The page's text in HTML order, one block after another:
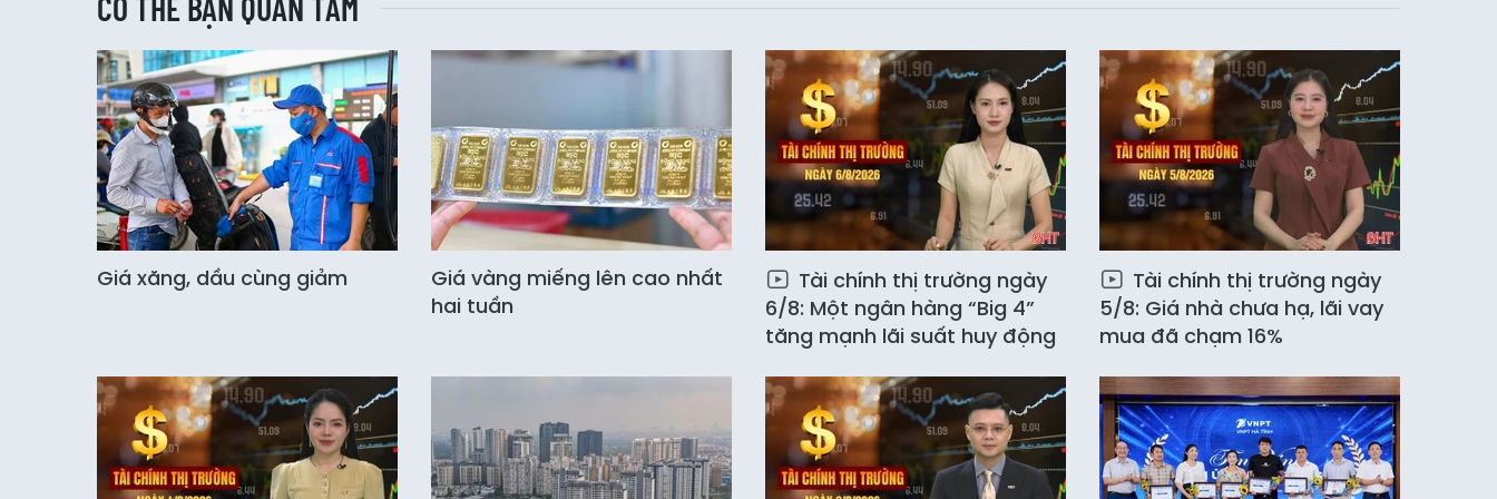
Giá xăng, dầu cùng giảm
Giá vàng miếng lên cao nhất
hai tuần
Tài chính thị trường ngày
6/8: Một ngân hàng “Big 4”
tăng mạnh lãi suất huy động
Tài chính thị trường ngày
5/8: Giá nhà chưa hạ, lãi vay
mua đã chạm 16%